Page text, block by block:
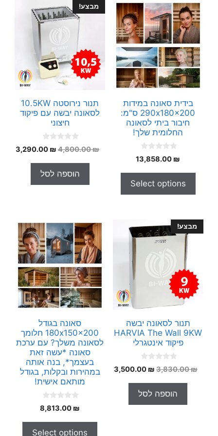
בידית סאונה במידות
290x180x200 ס"מ:
חיבור ביתי לסאונה
החלומית שלך!
0
o
o
5
13,858.00 ₪
Select options
מבצע!
תנור נירוסטה 10.5KW
לסאונה יבשה עם פיקוד
חיצוני
0
o
o
5
4,800.00₪
המחיר
היה:
4,800.00 ₪.
3,290.00 ₪
הוספה לסל
מבצע!
תנור לסאונה יבשה
HARVIA The Wall 9KW
פיקוד אינטגרלי
0
o
o
5
3,830.00₪
המחיר
היה:
3,830.00 ₪.
3,500.00 ₪
המחיר
הוספה לסל
סאונה בגודל
180x150x200 חלומך
לסאונה משלך? עם ערכת
סאונה *עשה זאת
בעצמך*, בנה אותה
במהירות ובקלות, בגודל
מותאם אישית!
o
o
8,813.00 ₪
Select options